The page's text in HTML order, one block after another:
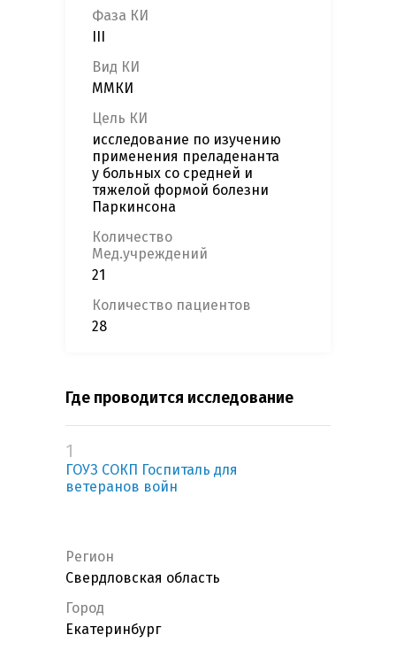
Фаза КИ
Вид КИ
ММКИ
Цель КИ
исследование по изучению
применения преладенанта
у больных со средней и
тяжелой формой болезни
Паркинсона
Количество
Мед.учреждений
21
Количество пациентов
28
Где проводится исследование
1
ГОУЗ СОКП Госпиталь для
ветеранов войн
Регион
Свердловская область
Город
Екатеринбург